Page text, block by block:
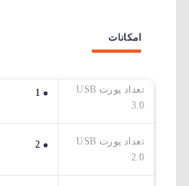
امکانات
تعداد پورت USB
3.0
1
تعداد پورت USB
2.0
2